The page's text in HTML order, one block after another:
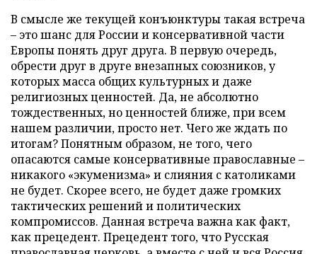
В смысле же текущей конъюнктуры такая встреча
– это шанс для России и консервативной части
Европы понять друг друга. В первую очередь,
обрести друг в друге внезапных союзников, у
которых масса общих культурных и даже
религиозных ценностей. Да, не абсолютно
тождественных, но ценностей ближе, при всем
нашем различии, просто нет. Чего же ждать по
итогам? Понятным образом, не того, чего
опасаются самые консервативные православные –
никакого «экуменизма» и слияния с католиками
не будет. Скорее всего, не будет даже громких
тактических решений и политических
компромиссов. Данная встреча важна как факт,
как прецедент. Прецедент того, что Русская